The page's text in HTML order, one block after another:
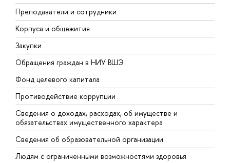
Преподаватели и сотрудники
Корпуса и общежития
Закупки
Обращения граждан в НИУ ВШЭ
Фонд целевого капитала
Противодействие коррупции
Сведения о доходах, расходах, об имуществе и
обязательствах имущественного характера
Сведения об образовательной организации
Людям с ограниченными возможностями здоровья